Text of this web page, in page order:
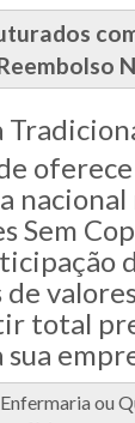
nacional
Sem
total
ou